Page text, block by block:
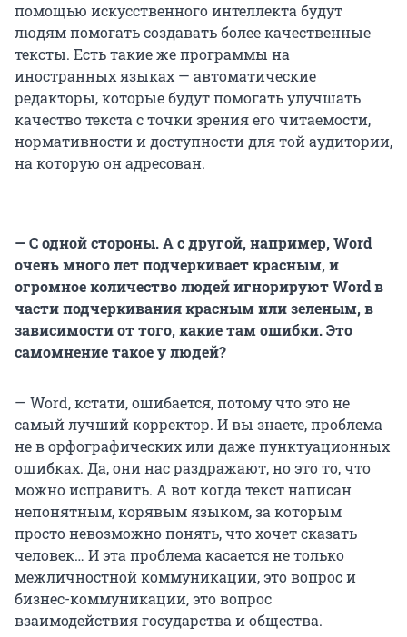
помощью искусственного интеллекта будут
людям помогать создавать более качественные
тексты. Есть такие же программы на
иностранных языках — автоматические
редакторы, которые будут помогать улучшать
качество текста с точки зрения его читаемости,
нормативности и доступности для той аудитории,
на которую он адресован.
— С одной стороны. А с другой, например, Word
очень много лет подчеркивает красным, и
огромное количество людей игнорируют Word в
части подчеркивания красным или зеленым, в
зависимости от того, какие там ошибки. Это
самомнение такое у людей?
— Word, кстати, ошибается, потому что это не
самый лучший корректор. И вы знаете, проблема
не в орфографических или даже пунктуационных
ошибках. Да, они нас раздражают, но это то, что
можно исправить. А вот когда текст написан
непонятным, корявым языком, за которым
просто невозможно понять, что хочет сказать
человек… И эта проблема касается не только
межличностной коммуникации, это вопрос и
бизнес-коммуникации, это вопрос
взаимодействия государства и общества.